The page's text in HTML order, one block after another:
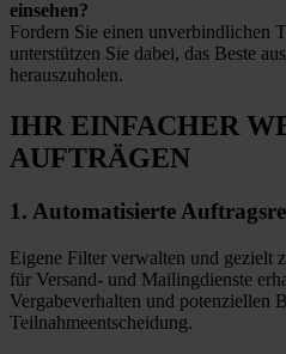
einsehen?
Fordern Sie einen unverbindlichen
unterstützen Sie dabei, das Beste
herauszuholen.
IHR EINFACHER
AUFTRÄGEN
1. Automatisierte
Eigene Filter verwalten und gezielt
für Versand- und Mailingdienste
Vergabeverhalten und potenziellen
Teilnahmeentscheidung.